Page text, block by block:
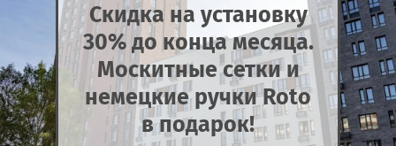
Скидка на установку
30% до конца месяца.
Москитные сетки и
немецкие ручки Roto
в подарок!